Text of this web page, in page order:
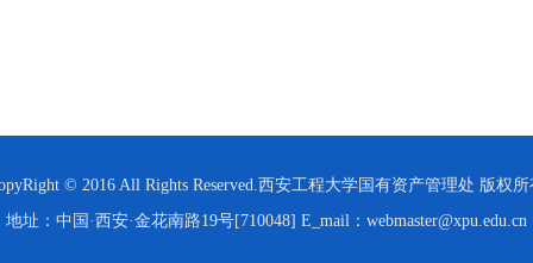
© 2016 All Rights Reserved.西安工程大学国有资产管理处 版权所
地址：中国·西安·金花南路19号[710048] E_mail：webmaster@xpu.edu.cn